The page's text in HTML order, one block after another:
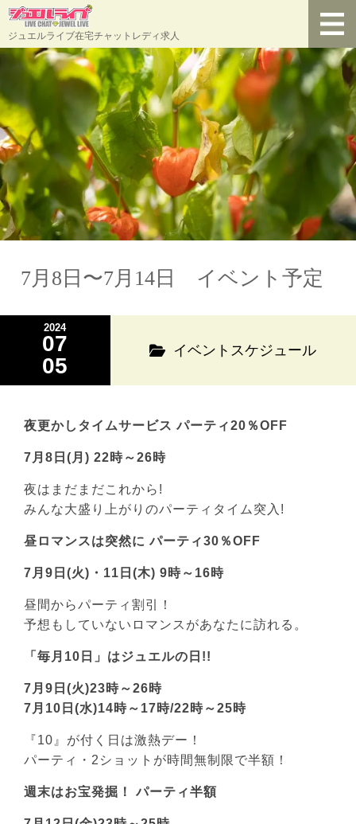
ジュエルライブ在宅チャットレディ求人
7月8日〜7月14日 イベント予定
2024
07
05
イベントスケジュール
夜更かしタイムサービス パーティ20％OFF
7月8日(月) 22時～26時
夜はまだまだこれから!
みんな大盛り上がりのパーティタイム突入!
昼ロマンスは突然に パーティ30％OFF
7月9日(火)・11日(木) 9時～16時
昼間からパーティ割引！
予想もしていないロマンスがあなたに訪れる。
「毎月10日」はジュエルの日!!
7月9日(火)23時～26時
7月10日(水)14時～17時/22時～25時
『10』が付く日は激熱デー！
パーティ・2ショットが時間無制限で半額！
週末はお宝発掘！ パーティ半額